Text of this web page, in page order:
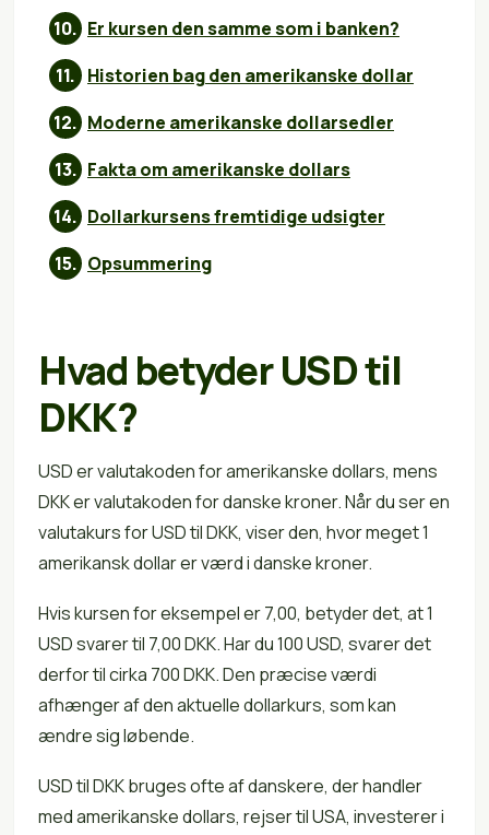
Er kursen den samme som i banken?
Historien bag den amerikanske dollar
Moderne amerikanske dollarsedler
Fakta om amerikanske dollars
Dollarkursens fremtidige udsigter
Opsummering
Hvad betyder USD til
DKK?
USD er valutakoden for amerikanske dollars, mens
DKK er valutakoden for danske kroner. Når du ser en
valutakurs for USD til DKK, viser den, hvor meget 1
amerikansk dollar er værd i danske kroner.
Hvis kursen for eksempel er 7,00, betyder det, at 1
USD svarer til 7,00 DKK. Har du 100 USD, svarer det
derfor til cirka 700 DKK. Den præcise værdi
afhænger af den aktuelle dollarkurs, som kan
ændre sig løbende.
USD til DKK bruges ofte af danskere, der handler
med amerikanske dollars, rejser til USA, investerer i